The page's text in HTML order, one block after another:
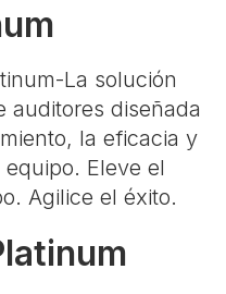
La solución
auditores diseñada
la eficacia y
Eleve el
Agilice el éxito.